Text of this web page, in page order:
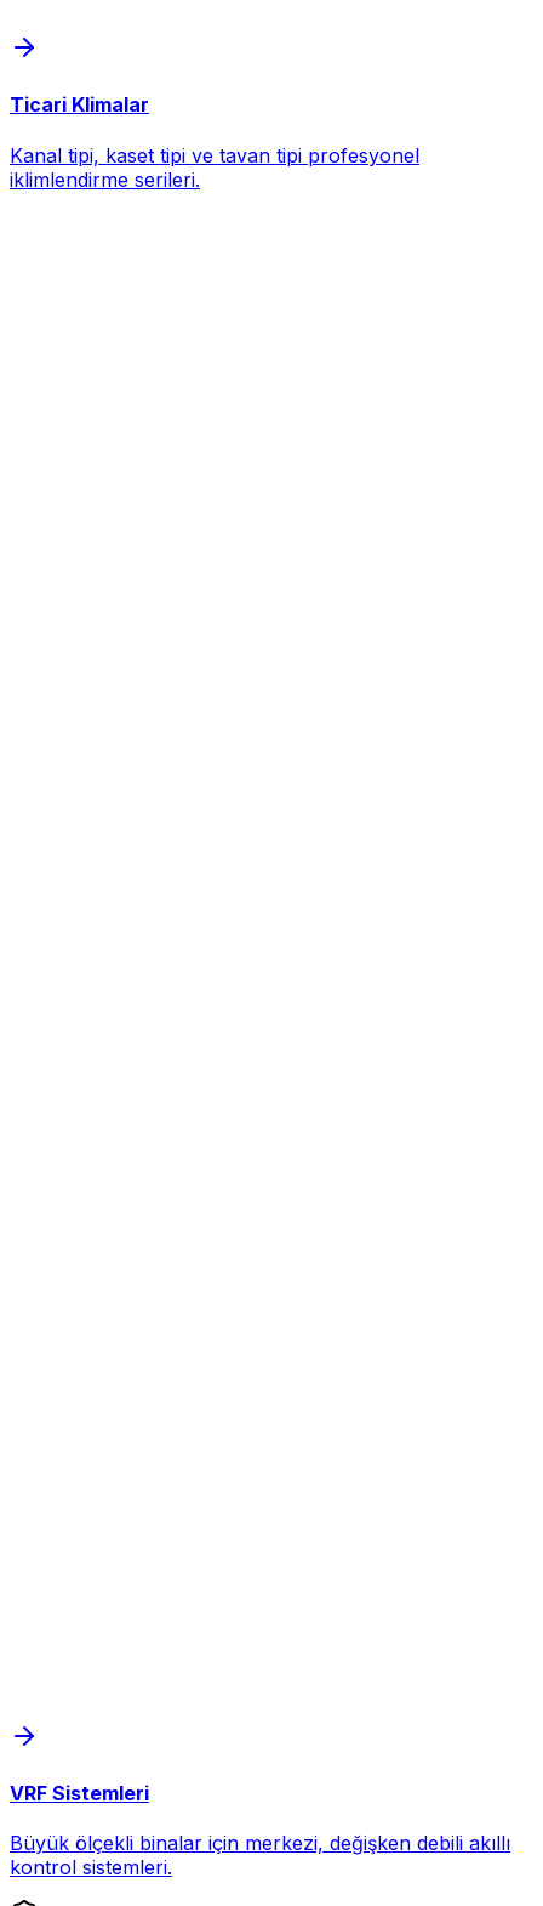
Ticari Klimalar
Kanal tipi, kaset tipi ve tavan tipi profesyonel
iklimlendirme serileri.
VRF Sistemleri
Büyük ölçekli binalar için merkezi, değişken debili akıllı
kontrol sistemleri.